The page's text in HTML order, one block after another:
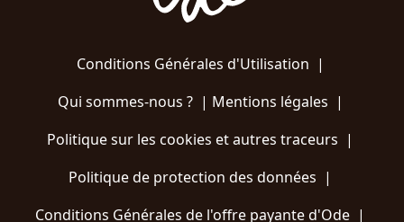
Conditions Générales d'Utilisation |
Qui sommes-nous ?| Mentions légales |
Politique sur les cookies et autres traceurs |
Politique de protection des données |
Conditions Générales de l'offre payante d'Ode |